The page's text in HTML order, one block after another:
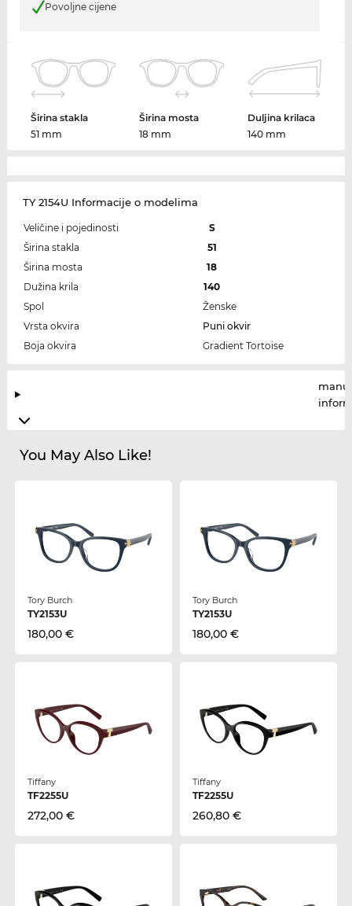
Povoljne cijene
Širina stakla
51 mm
Širina mosta
18 mm
Duljina krilaca
140 mm
TY 2154U Informacije o modelima
Veličine i pojedinosti
S
Širina stakla
51
Širina mosta
18
Dužina krila
140
Spol
Ženske
Vrsta okvira
Puni okvir
Boja okvira
Gradient Tortoise
You May Also Like!
Tory Burch
TY2153U
180,00 €
Tory Burch
TY2153U
180,00 €
Tiffany
TF2255U
272,00 €
Tiffany
TF2255U
260,80 €